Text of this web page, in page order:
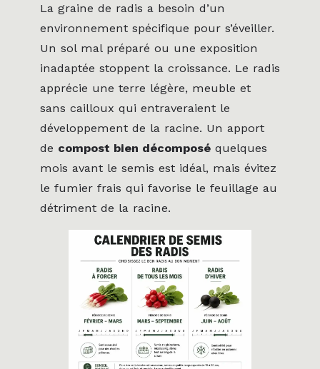
La graine de radis a besoin d’un
environnement spécifique pour s’éveiller.
Un sol mal préparé ou une exposition
inadaptée stoppent la croissance. Le radis
apprécie une terre légère, meuble et
sans cailloux qui entraveraient le
développement de la racine. Un apport
de compost bien décomposé quelques
mois avant le semis est idéal, mais évitez
le fumier frais qui favorise le feuillage au
détriment de la racine.